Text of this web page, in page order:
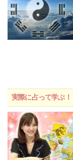
実際に占って学ぶ！